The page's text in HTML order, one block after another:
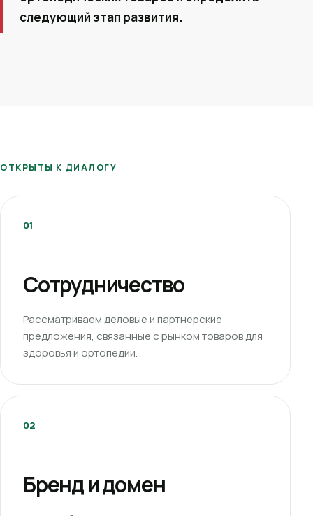
следующий этап развития.
ОТКРЫТЫ К ДИАЛОГУ
01
Сотрудничество
Рассматриваем деловые и партнерские
предложения, связанные с рынком товаров для
здоровья и ортопедии.
02
Бренд и домен